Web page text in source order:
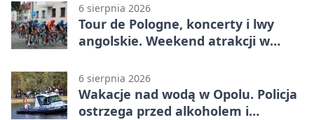
6 sierpnia 2026
Tour de Pologne, koncerty i lwy
angolskie. Weekend atrakcji w
6 sierpnia 2026
Wakacje nad wodą w Opolu. Policja
ostrzega przed alkoholem i